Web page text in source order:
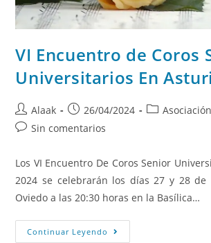
VI Encuentro de Coros
Universitarios En
Alaak 26/04/2024 Asociación
Sin comentarios
Los VI Encuentro De Coros Senior
2024 se celebrarán los días 27 y 28
Oviedo a las 20:30 horas en la Basílica…
Continuar Leyendo